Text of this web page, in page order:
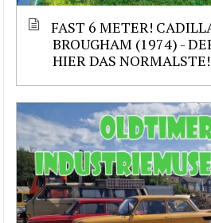
FAST 6 METER!
BROUGHAM (1974) -
HIER DAS NORMALSTE!